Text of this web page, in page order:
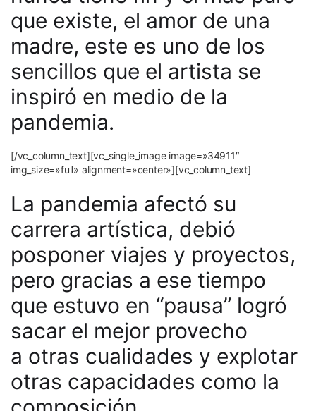
que existe, el amor de una
madre, este es uno de los
sencillos que el artista se
inspiró en medio de la
pandemia.
[/vc_column_text][vc_single_image image=»34911″
img_size=»full» alignment=»center»][vc_column_text]
La pandemia afectó su
carrera artística, debió
posponer viajes y proyectos,
pero gracias a ese tiempo
que estuvo en “pausa” logró
sacar el mejor provecho
a otras cualidades y explotar
otras capacidades como la